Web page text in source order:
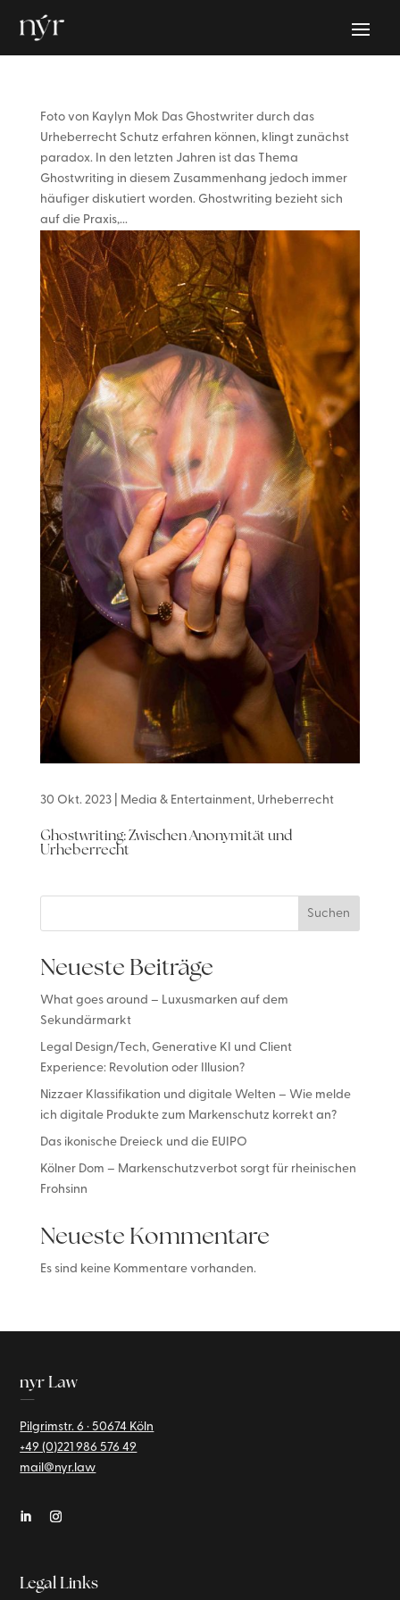
Ghostwriting: Zwischen Anonymität und
Urheberrecht
30 Okt. 2023| Media & Entertainment, Urheberrecht
Foto von Kaylyn Mok Das Ghostwriter durch das
Urheberrecht Schutz erfahren können, klingt zunächst
paradox. In den letzten Jahren ist das Thema
Ghostwriting in diesem Zusammenhang jedoch immer
häufiger diskutiert worden. Ghostwriting bezieht sich
auf die Praxis,...
Suchen
Neueste Beiträge
What goes around – Luxusmarken auf dem
Sekundärmarkt
Legal Design/Tech, Generative KI und Client
Experience: Revolution oder Illusion?
Nizzaer Klassifikation und digitale Welten – Wie melde
ich digitale Produkte zum Markenschutz korrekt an?
Das ikonische Dreieck und die EUIPO
Kölner Dom – Markenschutzverbot sorgt für rheinischen
Frohsinn
Neueste Kommentare
Es sind keine Kommentare vorhanden.
nyr Law
—
Pilgrimstr. 6 · 50674 Köln
+49 (0)221986 576 49
mail@nyr.law
Legal Links